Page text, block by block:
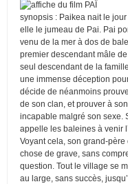
synopsis : Paikea nait le
elle le jumeau de Pai. Pai
venu de la mer à dos de
premier descendant mâle
seul descendant de la
une immense déception
décide de néanmoins
de son clan, et prouver à
incapable malgré son sexe.
appelle les baleines à venir
Voyant cela, son grand-
chose de grave, sans
question. Tout le village se
au large, sans succès,